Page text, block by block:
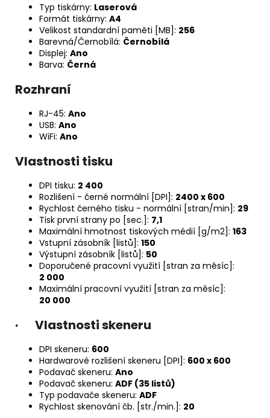
Typ tiskárny: Laserová
Formát tiskárny: A4
Velikost standardní paměti [MB]: 256
Barevná/Černobílá: Černobílá
Displej: Ano
Barva: Černá
Rozhraní
RJ-45: Ano
USB: Ano
WiFi: Ano
Vlastnosti tisku
DPI tisku: 2 400
Rozlišení - černé normální [DPI]: 2400 x 600
Rychlost černého tisku - normální [stran/min]: 29
Tisk první strany po [sec.]: 7,1
Maximální hmotnost tiskových médií [g/m2]: 163
Vstupní zásobník [listů]: 150
Výstupní zásobník [listů]: 50
Doporučené pracovní využití [stran za měsíc]:
2 000
Maximální pracovní využití [stran za měsíc]:
20 000
· Vlastnosti skeneru
DPI skeneru: 600
Hardwarové rozlišení skeneru [DPI]: 600 x 600
Podavač skeneru: Ano
Podavač skeneru: ADF (35 listů)
Typ podavače skeneru: ADF
Rychlost skenování čb. [str./min.]: 20